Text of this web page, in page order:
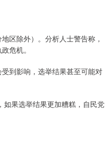
区除外）。分析人士警告称，
危机。
到影响，选举结果甚至可能对
果选举结果更加糟糕，自民党